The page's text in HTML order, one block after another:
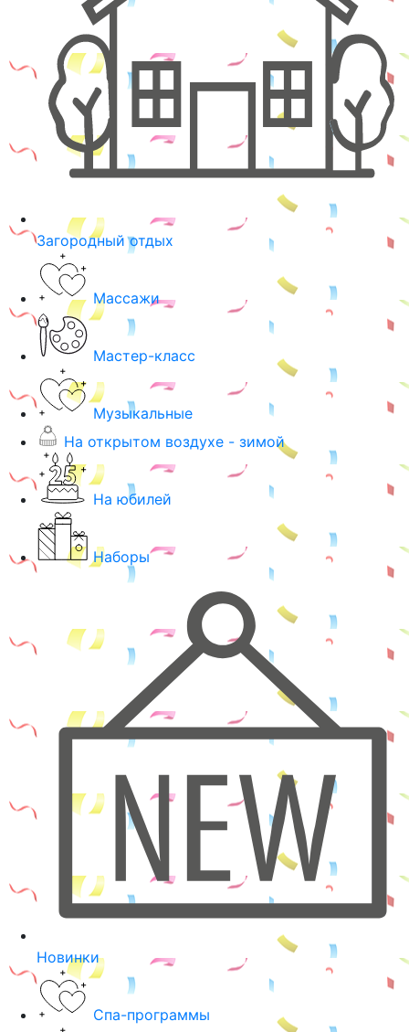
Загородный отдых
Массажи
Мастер-класс
Музыкальные
На открытом воздухе - зимой
На юбилей
Наборы
Новинки
Спа-программы